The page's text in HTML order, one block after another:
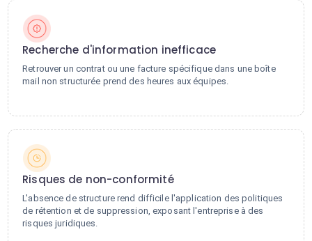
Recherche d'information inefficace
Retrouver un contrat ou une facture spécifique dans une boîte
mail non structurée prend des heures aux équipes.
Risques de non-conformité
L'absence de structure rend difficile l'application des politiques
de rétention et de suppression, exposant l'entreprise à des
risques juridiques.